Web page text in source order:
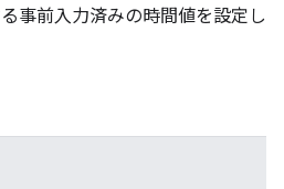
事前入力済みの時間値を設定し